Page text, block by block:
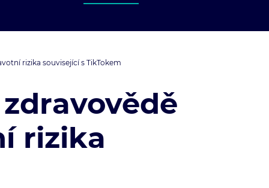
rizika související s TikTokem
rizika